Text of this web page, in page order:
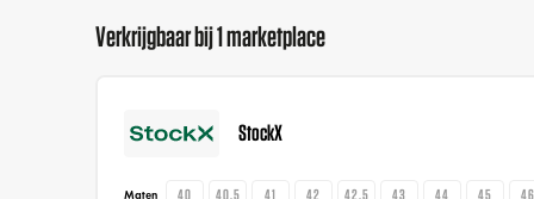
Verkrijgbaar bij 1 marketplace
StockX
Maten 40 40.5 41 42 42.5 43 44 45 46